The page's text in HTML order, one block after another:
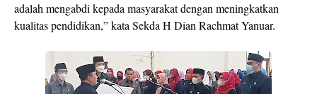
adalah mengabdi kepada masyarakat dengan meningkatkan
kualitas pendidikan,” kata Sekda H Dian Rachmat Yanuar.